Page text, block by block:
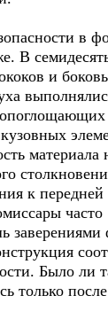
в
В
и
материала
к передней
часто
Было ли
только